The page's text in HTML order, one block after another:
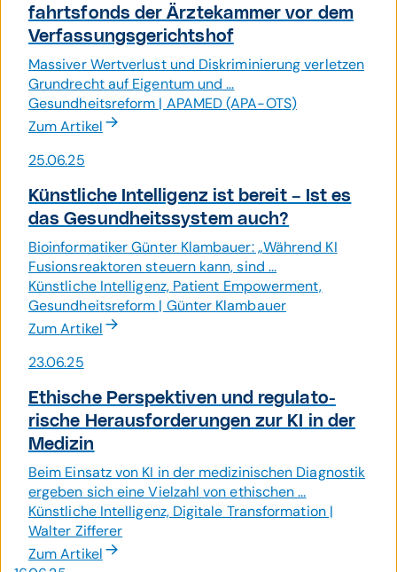
fahrts­fonds der Ärzte­kammer vor dem
Verfas­sungs­gerichts­hof
Massiver Wertverlust und Diskriminierung verletzen
Grundrecht auf Eigentum und ...
Gesundheitsreform | APAMED (APA-OTS)
Zum Artikel
25.06.25
Künst­liche Intelli­genz ist bereit – Ist es
das Gesund­heits­system auch?
Bioinformatiker Günter Klambauer: „Während KI
Fusionsreaktoren steuern kann, sind ...
Künstliche Intelligenz, Patient Empowerment,
Gesundheitsreform | Günter Klambauer
Zum Artikel
23.06.25
Ethische Perspek­tiven und regu­lato­
rische Heraus­forde­rungen zur KI in der
Medizin
Beim Einsatz von KI in der medizinischen Diagnostik
ergeben sich eine Vielzahl von ethischen ...
Künstliche Intelligenz, Digitale Transformation |
Walter Zifferer
Zum Artikel